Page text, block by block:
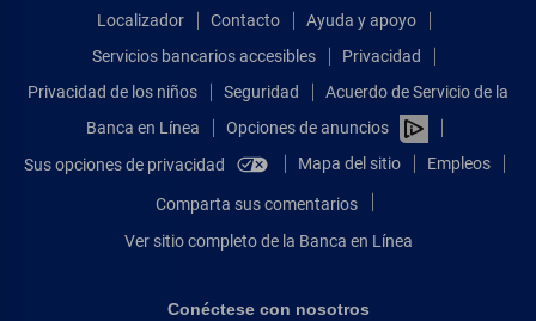
Localizador Contacto
Ayuda y apoyo
Servicios bancarios accesibles
Privacidad
Privacidad de los niños
Seguridad
Acuerdo de Servicio de la
Banca en Línea
Opciones de anuncios
Sus opciones de privacidad
Mapa del sitio Empleos
Comparta sus comentarios
Ver sitio completo de la Banca en Línea
Conéctese con nosotros